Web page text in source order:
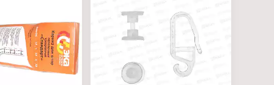
Тип товара: Карниз
Назначение: для штор
Способ крепления: потолочный
Комплектация: 46 крючков, 4 стопора
Длина: 3 м